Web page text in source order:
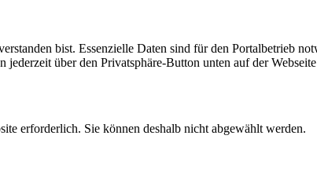
bist. Es­sen­zi­elle Daten sind für den Portal­betrieb
über den Privat­sphäre-Button unten auf der Webseite
erforderlich. Sie können deshalb nicht abgewählt werden.